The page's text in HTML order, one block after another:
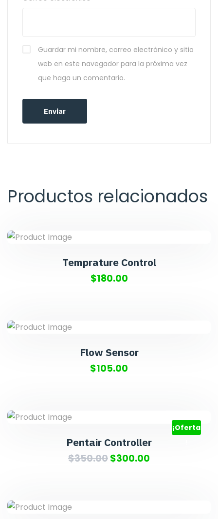
Guardar mi nombre, correo electrónico y sitio
web en este navegador para la próxima vez
que haga un comentario.
Productos relacionados
Temprature Control
$180.00
Flow Sensor
$105.00
¡Oferta
Pentair Controller
$350.00$300.00